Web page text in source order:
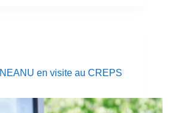
en visite au CREPS